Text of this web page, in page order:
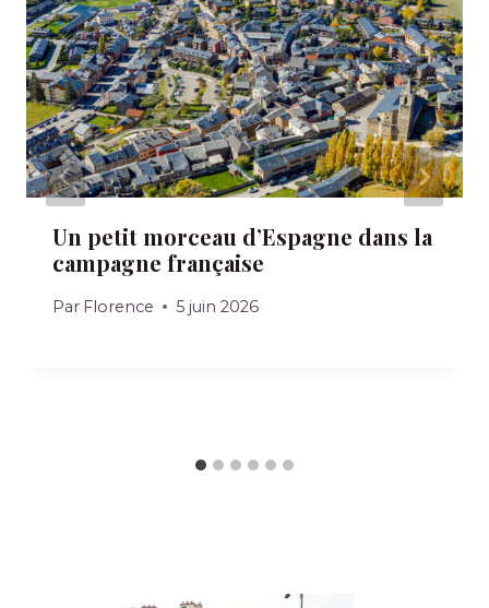
Un petit morceau d’Espagne dans la
campagne française
Par Florence 5 juin 2026